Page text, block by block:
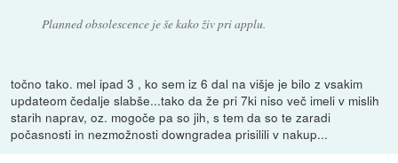
Planned obsolescence je še kako živ pri applu.
točno tako. mel ipad 3 , ko sem iz 6 dal na višje je bilo z vsakim
updateom čedalje slabše...tako da že pri 7ki niso več imeli v mislih
starih naprav, oz. mogoče pa so jih, s tem da so te zaradi
počasnosti in nezmožnosti downgradea prisilili v nakup...